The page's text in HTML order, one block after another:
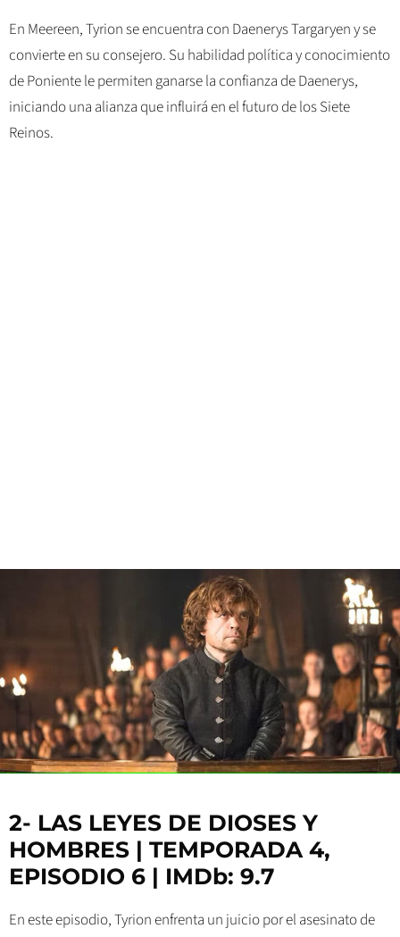
En Meereen, Tyrion se encuentra con Daenerys Targaryen y se
convierte en su consejero. Su habilidad política y conocimiento
de Poniente le permiten ganarse la confianza de Daenerys,
iniciando una alianza que influirá en el futuro de los Siete
Reinos.
2- LAS LEYES DE DIOSES Y
HOMBRES | TEMPORADA 4,
EPISODIO 6 | IMDb: 9.7
En este episodio, Tyrion enfrenta un juicio por el asesinato de